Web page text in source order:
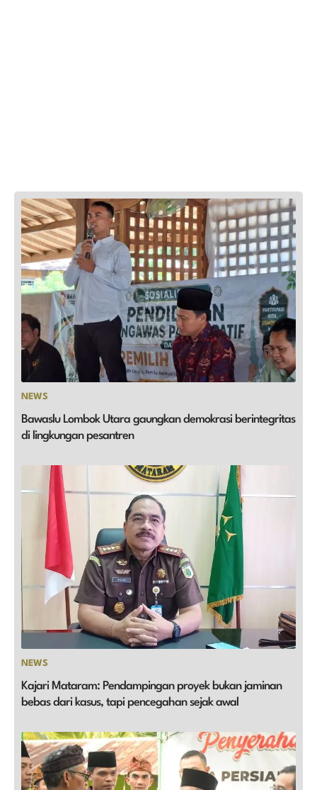
NEWS
Bawaslu Lombok Utara gaungkan demokrasi berintegritas
di lingkungan pesantren
NEWS
Kajari Mataram: Pendampingan proyek bukan jaminan
bebas dari kasus, tapi pencegahan sejak awal